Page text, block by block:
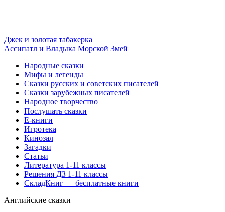
Джек и золотая табакерка
Ассипатл и Владыка Морской Змей
Народные сказки
Мифы и легенды
Сказки русских и советских писателей
Сказки зарубежных писателей
Народное творчество
Послушать сказки
Е-книги
Игротека
Кинозал
Загадки
Статьи
Литература 1-11 классы
Решения ДЗ 1-11 классы
СкладКниг — бесплатные книги
Английские сказки